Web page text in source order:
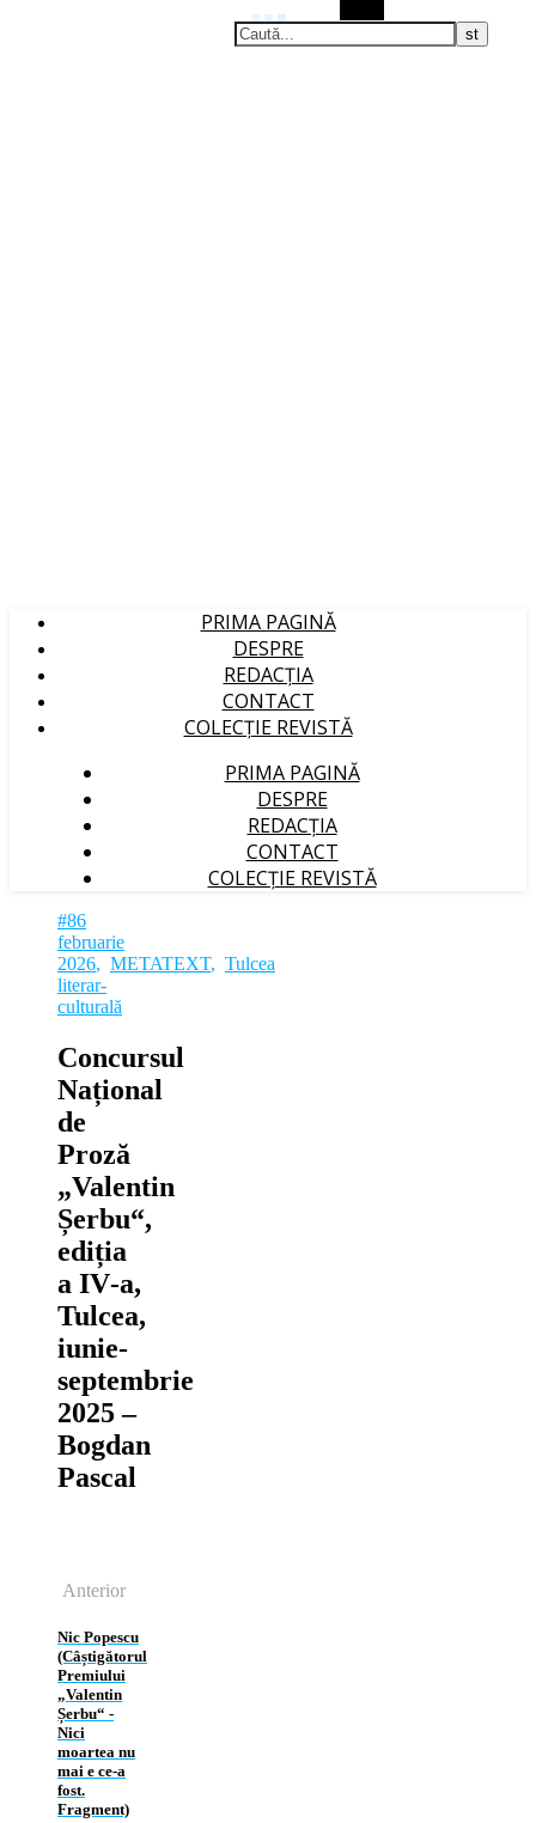
PRIMA PAGINĂ
DESPRE
REDACȚIA
CONTACT
COLECȚIE REVISTĂ
PRIMA PAGINĂ
DESPRE
REDACȚIA
CONTACT
COLECȚIE REVISTĂ
#86
februarie
2026, METATEXT, Tulcea
literar-
culturală
Concursul
Național
de
Proză
„Valentin
Șerbu“,
ediția
a IV‑a,
Tulcea,
iunie‑
septembrie
2025 –
Bogdan
Pascal
Anterior
Nic Popescu
(Câștigătorul
Premiului
„Valentin
Șerbu“ ‑
Nici
moartea nu
mai e ce-a
fost.
Fragment)